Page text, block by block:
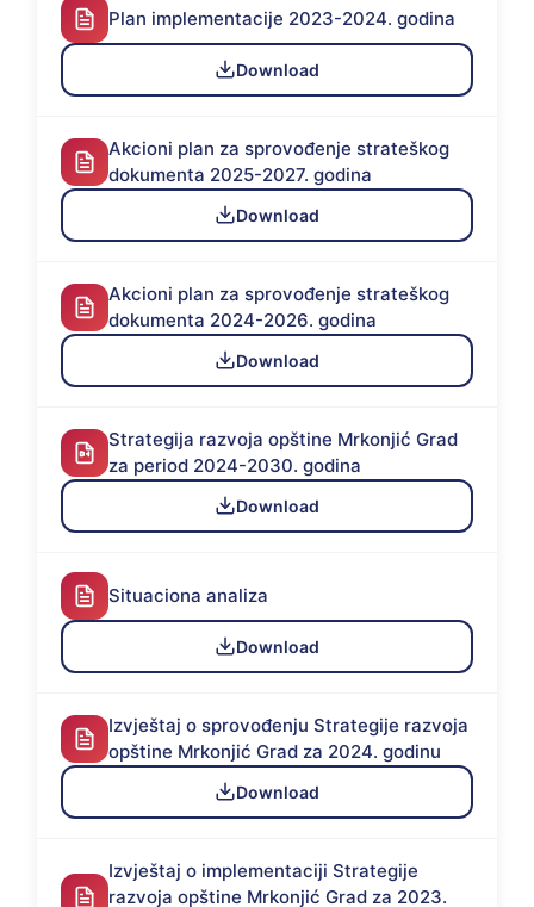
Plan implementacije 2023-2024. godina
Download
Akcioni plan za sprovođenje strateškog
dokumenta 2025-2027. godina
Download
Akcioni plan za sprovođenje strateškog
dokumenta 2024-2026. godina
Download
Strategija razvoja opštine Mrkonjić Grad
za period 2024-2030. godina
Download
Situaciona analiza
Download
Izvještaj o sprovođenju Strategije razvoja
opštine Mrkonjić Grad za 2024. godinu
Download
Izvještaj o implementaciji Strategije
razvoja opštine Mrkonjić Grad za 2023.